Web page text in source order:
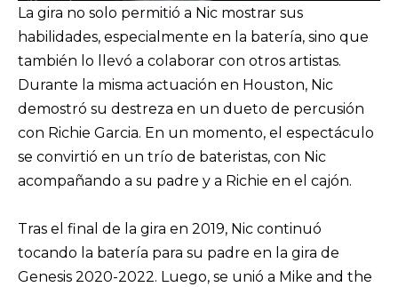
La gira no solo permitió a Nic mostrar sus
habilidades, especialmente en la batería, sino que
también lo llevó a colaborar con otros artistas.
Durante la misma actuación en Houston, Nic
demostró su destreza en un dueto de percusión
con Richie Garcia. En un momento, el espectáculo
se convirtió en un trío de bateristas, con Nic
acompañando a su padre y a Richie en el cajón.
Tras el final de la gira en 2019, Nic continuó
tocando la batería para su padre en la gira de
Genesis 2020-2022. Luego, se unió a Mike and the